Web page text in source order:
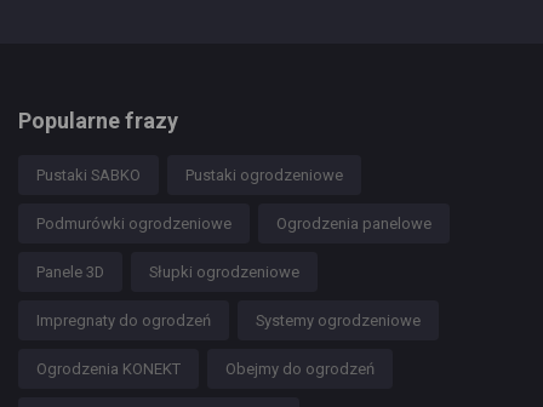
Popularne frazy
Pustaki SABKO Pustaki ogrodzeniowe
Podmurówki ogrodzeniowe Ogrodzenia panelowe
Panele 3D Słupki ogrodzeniowe
Impregnaty do ogrodzeń Systemy ogrodzeniowe
Ogrodzenia KONEKT Obejmy do ogrodzeń